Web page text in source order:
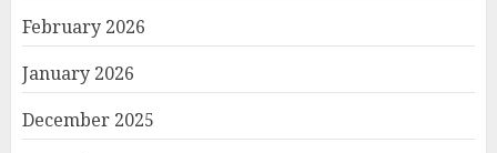
February 2026
January 2026
December 2025